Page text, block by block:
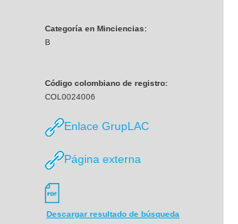
Categoría en Minciencias:
B
Código colombiano de registro:
COL0024006
Enlace GrupLAC
Página externa
Descargar resultado de búsqueda